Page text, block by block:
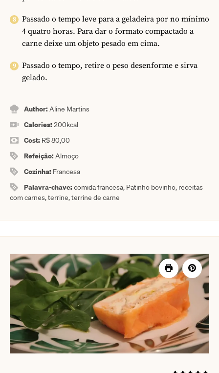
Passado o tempo leve para a geladeira por no mínimo
4 quatro horas. Para dar o formato compactado a
carne deixe um objeto pesado em cima.
Passado o tempo, retire o peso desenforme e sirva
gelado.
Author:Aline Martins
Calories:200kcal
Cost: R$ 80,00
Refeição:Almoço
Cozinha: Francesa
Palavra-chave:comida francesa, Patinho bovinho, receitas
com carnes, terrine, terrine de carne